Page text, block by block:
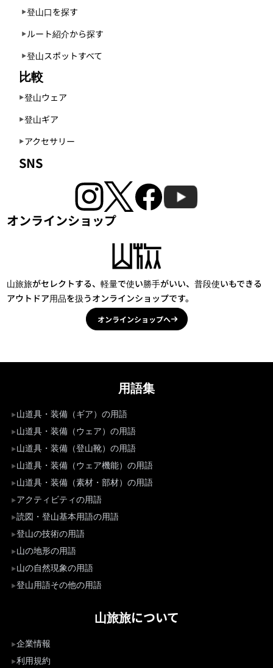
登山口を探す
ルート紹介から探す
登山スポットすべて
比較
登山ウェア
登山ギア
アクセサリー
SNS
オンラインショップ
山旅旅がセレクトする、軽量で使い勝手がいい、普段使いもできる
アウトドア用品を扱うオンラインショップです。
オンラインショップへ
用語集
山道具・装備（ギア）の用語
山道具・装備（ウェア）の用語
山道具・装備（登山靴）の用語
山道具・装備（ウェア機能）の用語
山道具・装備（素材・部材）の用語
アクティビティの用語
読図・登山基本用語の用語
登山の技術の用語
山の地形の用語
山の自然現象の用語
登山用語その他の用語
山旅旅について
企業情報
利用規約